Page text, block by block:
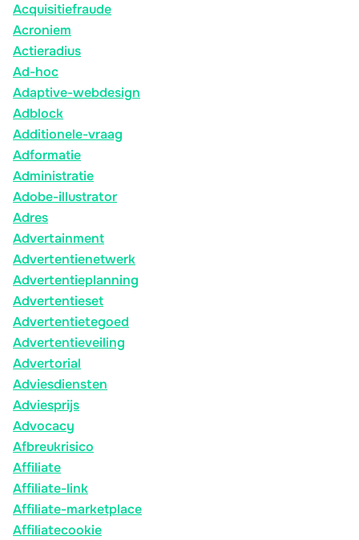
Acquisitiefraude
Acroniem
Actieradius
Ad-hoc
Adaptive-webdesign
Adblock
Additionele-vraag
Adformatie
Administratie
Adobe-illustrator
Adres
Advertainment
Advertentienetwerk
Advertentieplanning
Advertentieset
Advertentietegoed
Advertentieveiling
Advertorial
Adviesdiensten
Adviesprijs
Advocacy
Afbreukrisico
Affiliate
Affiliate-link
Affiliate-marketplace
Affiliatecookie